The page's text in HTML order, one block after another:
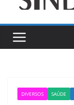
DIVERSOS SAÚDE